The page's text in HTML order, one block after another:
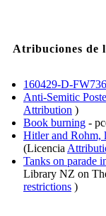
Atribuciones de
160429-D-
Anti-Semitic
Attribution )
Book burning -
Hitler and Rohm,
(Licencia
Tanks on parade
Library NZ on
restrictions )